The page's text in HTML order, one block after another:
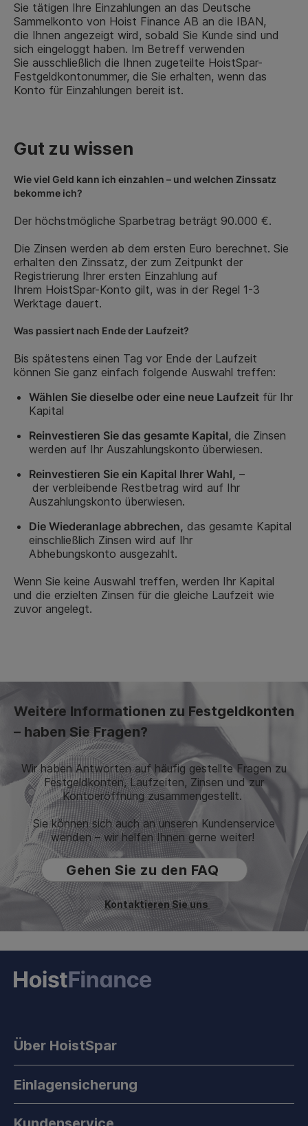
Sie tätigen Ihre Einzahlungen an das Deutsche
Sammelkonto von Hoist Finance AB an die IBAN,
die Ihnen angezeigt wird, sobald Sie Kunde sind und
sich eingeloggt haben. Im Betreff verwenden
Sie ausschließlich die Ihnen zugeteilte HoistSpar-
Festgeldkontonummer, die Sie erhalten, wenn das
Konto für Einzahlungen bereit ist.
Gut zu wissen
Wie viel Geld kann ich einzahlen – und welchen Zinssatz
bekomme ich?
Der höchstmögliche Sparbetrag beträgt 90.000 €.
Die Zinsen werden ab dem ersten Euro berechnet. Sie
erhalten den Zinssatz, der zum Zeitpunkt der
Registrierung Ihrer ersten Einzahlung auf
Ihrem HoistSpar-Konto gilt, was in der Regel 1-3
Werktage dauert.
Was passiert nach Endeder Laufzeit?
Bis spätestens einen Tag vor Ende der Laufzeit
können Sie ganz einfach folgende Auswahl treffen:
Wählen Sie dieselbe oder eine neue Laufzeit für Ihr
Kapital
Reinvestieren Sie das gesamte Kapital, die Zinsen
werden auf Ihr Auszahlungskonto überwiesen.
Reinvestieren Sie ein Kapital Ihrer Wahl, –
der verbleibende Restbetrag wird auf Ihr
Auszahlungskonto überwiesen.
Die Wiederanlage abbrechen, das gesamte Kapital
einschließlich Zinsen wird auf Ihr
Abhebungskontoausgezahlt.
Wenn Sie keine Auswahl treffen, werden Ihr Kapital
und die erzielten Zinsen für die gleiche Laufzeit wie
zuvor angelegt.
Weitere Informationen zu Festgeldkonten
– haben Sie Fragen?
Wir haben Antworten auf häufig gestellte Fragen zu
Festgeldkonten, Laufzeiten, Zinsen und zur
Kontoeröffnung zusammengestellt.
Sie können sich auch an unseren Kundenservice
wenden – wir helfen Ihnen gerne weiter!
Gehen Sie zu den FAQ
Kontaktieren Sie uns
Über HoistSpar
Einlagensicherung